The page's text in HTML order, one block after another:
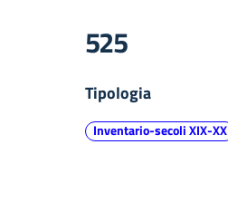
525
Tipologia
Inventario-secoli XIX-XX